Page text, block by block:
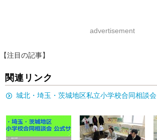
advertisement
【注目の記事】
関連リンク
城北・埼玉・茨城地区私立小学校合同相談会